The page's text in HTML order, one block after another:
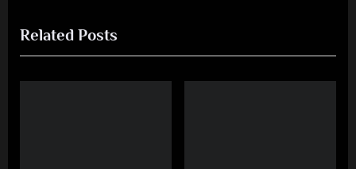
v
i
o
t
P
Related Posts